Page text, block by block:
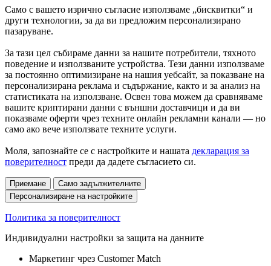
Само с вашето изрично съгласие използваме „бисквитки“ и
други технологии, за да ви предложим персонализирано
пазаруване.
За тази цел събираме данни за нашите потребители, тяхното
поведение и използваните устройства. Тези данни използваме
за постоянно оптимизиране на нашия уебсайт, за показване на
персонализирана реклама и съдържание, както и за анализ на
статистиката на използване. Освен това можем да сравняваме
вашите криптирани данни с външни доставчици и да ви
показваме оферти чрез техните онлайн рекламни канали — но
само ако вече използвате техните услуги.
Моля, запознайте се с настройките и нашата декларация за
поверителност преди да дадете съгласието си.
Приемане
Само задължителните
Персонализиране на настройките
Политика за поверителност
Индивидуални настройки за защита на данните
Маркетинг чрез Customer Match